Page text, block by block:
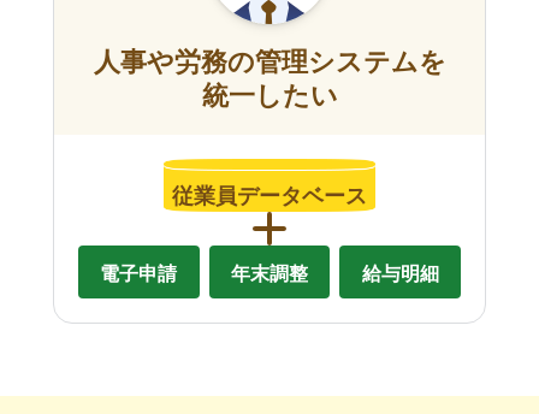
人事や労務の管理システムを
統一したい
従業員データベース
電子申請 年末調整 給与明細